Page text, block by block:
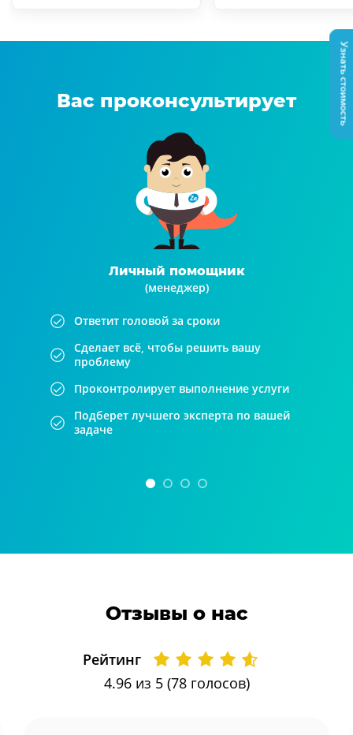
Вас проконсультирует
Личный помощник
(менеджер)
Ответит головой за сроки
Сделает всё, чтобы решить вашу
проблему
Проконтролирует выполнение услуги
Подберет лучшего эксперта по вашей
задаче
Отзывы о нас
Рейтинг
4.96из 5 (78 голосов)
Узнать стоимость